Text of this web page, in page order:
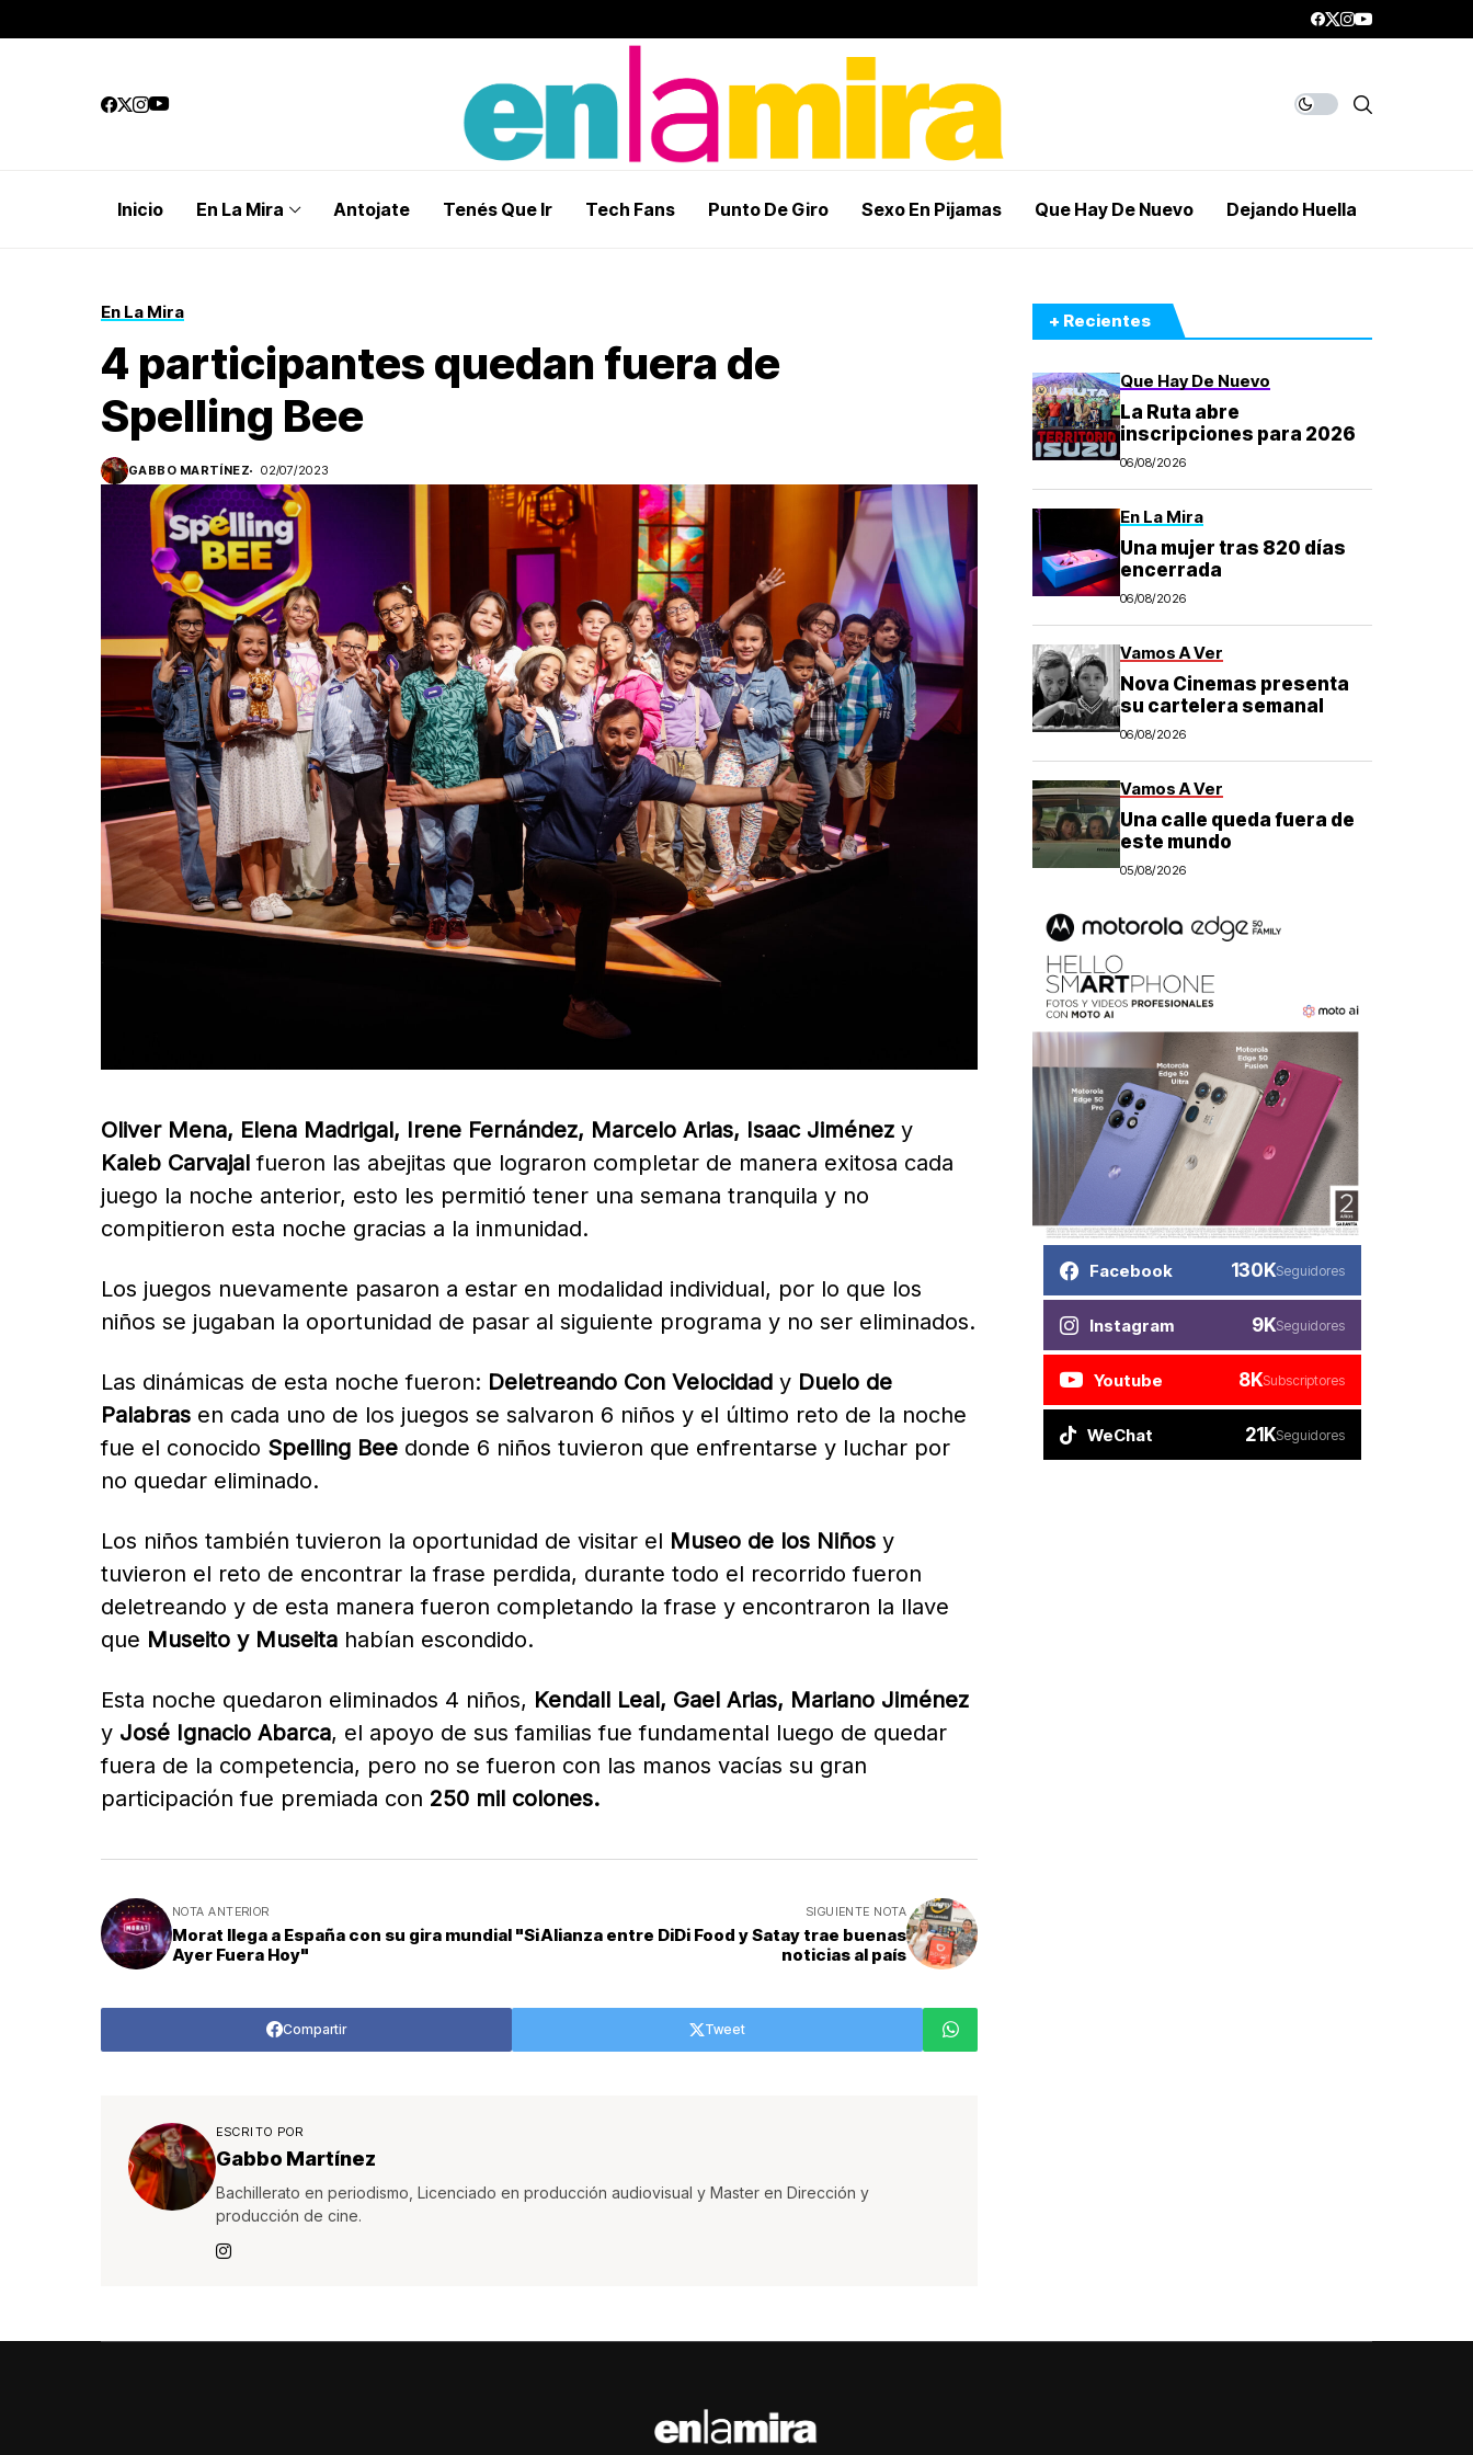
Inicio En La Mira Antojate Tenés Que Ir Tech Fans Punto De Giro Sexo En Pijamas Que Hay De Nuevo Dejando Huella
En La Mira
4 participantes quedan fuera de
Spelling Bee
GABBO MARTÍNEZ 02/07/2023
Oliver Mena, Elena Madrigal, Irene Fernández, Marcelo Arias, Isaac Jiménez y
Kaleb Carvajal fueron las abejitas que lograron completar de manera exitosa cada
juego la noche anterior, esto les permitió tener una semana tranquila y no
compitieron esta noche gracias a la inmunidad.
Los juegos nuevamente pasaron a estar en modalidad individual, por lo que los
niños se jugaban la oportunidad de pasar al siguiente programa y no ser eliminados.
Las dinámicas de esta noche fueron: Deletreando Con Velocidad y Duelo de
Palabras en cada uno de los juegos se salvaron 6 niños y el último reto de la noche
fue el conocido Spelling Bee donde 6 niños tuvieron que enfrentarse y luchar por
no quedar eliminado.
Los niños también tuvieron la oportunidad de visitar el Museo de los Niños y
tuvieron el reto de encontrar la frase perdida, durante todo el recorrido fueron
deletreando y de esta manera fueron completando la frase y encontraron la llave
que Museito y Museita habían escondido.
Esta noche quedaron eliminados 4 niños, Kendall Leal, Gael Arias, Mariano Jiménez
y José Ignacio Abarca, el apoyo de sus familias fue fundamental luego de quedar
fuera de la competencia, pero no se fueron con las manos vacías su gran
participación fue premiada con 250 mil colones.
NOTA ANTERIOR
Morat llega a España con su gira mundial "Si
Ayer Fuera Hoy"
SIGUIENTE NOTA
Alianza entre DiDi Food y Satay trae buenas
noticias al país
Compartir Tweet
ESCRITO POR
Gabbo Martínez
Bachillerato en periodismo, Licenciado en producción audiovisual y Master en Dirección y
producción de cine.
+ Recientes
Que Hay De Nuevo
La Ruta abre
inscripciones para 2026
06/08/2026
En La Mira
Una mujer tras 820 días
encerrada
06/08/2026
Vamos A Ver
Nova Cinemas presenta
su cartelera semanal
06/08/2026
Vamos A Ver
Una calle queda fuera de
este mundo
05/08/2026
Facebook 130KSeguidores
Instagram 9KSeguidores
Youtube 8KSubscriptores
WeChat 21KSeguidores